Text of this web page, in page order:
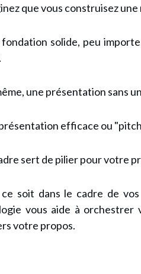
que vous construisez une
fondation solide, peu
une présentation sans
efficace ou
sert de pilier pour votre
soit dans le cadre de vos
vous aide à orchestrer
votre propos.